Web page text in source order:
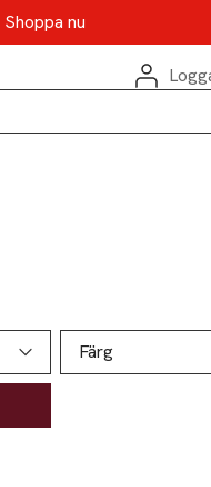
nu
Färg